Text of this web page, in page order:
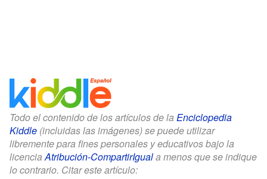
Todo el contenido de los artículos de la Enciclopedia
Kiddle (incluidas las imágenes) se puede utilizar
libremente para fines personales y educativos bajo la
licenciaAtribución-CompartirIguala menos que se indique
lo contrario. Citar este artículo: